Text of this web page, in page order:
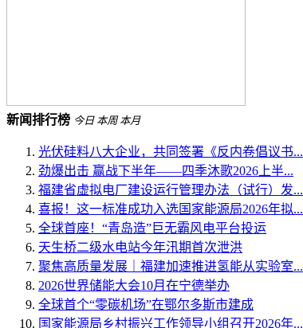
新闻排行榜 今日 本周 本月
光伏硅料八大企业，共同签署《反内卷倡议书...
劲爆出击 赢战下半年——四季沐歌2026上半...
福建省虚拟电厂建设运行管理办法（试行）发...
喜报！这一标准成功入选国家能源局2026年拟...
全球首座！“青岛造”巨无霸风电平台投运
天生桥二级水电站今年汛期首次泄洪
聚焦高质量发展｜福建加速推进氢能从实验室...
2026世界储能大会10月在宁德举办
全球首个“零碳机场”在鄂尔多斯市建成
国家能源局乡村振兴工作领导小组召开2026年...